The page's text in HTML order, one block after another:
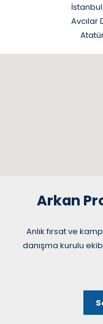
Avcılar
Arkan
Anlık fırsat ve
danışma kurulu